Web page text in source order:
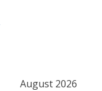
August 2026